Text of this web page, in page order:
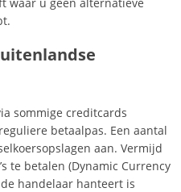
sommige creditcards
betaalpas. Een aantal
aan. Vermijd
te betalen (Dynamic Currency
handelaar hanteert is